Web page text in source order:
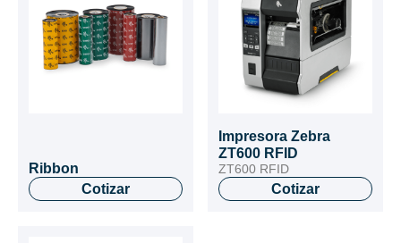
Ribbon
Cotizar
Impresora Zebra
ZT600 RFID
ZT600 RFID
Cotizar